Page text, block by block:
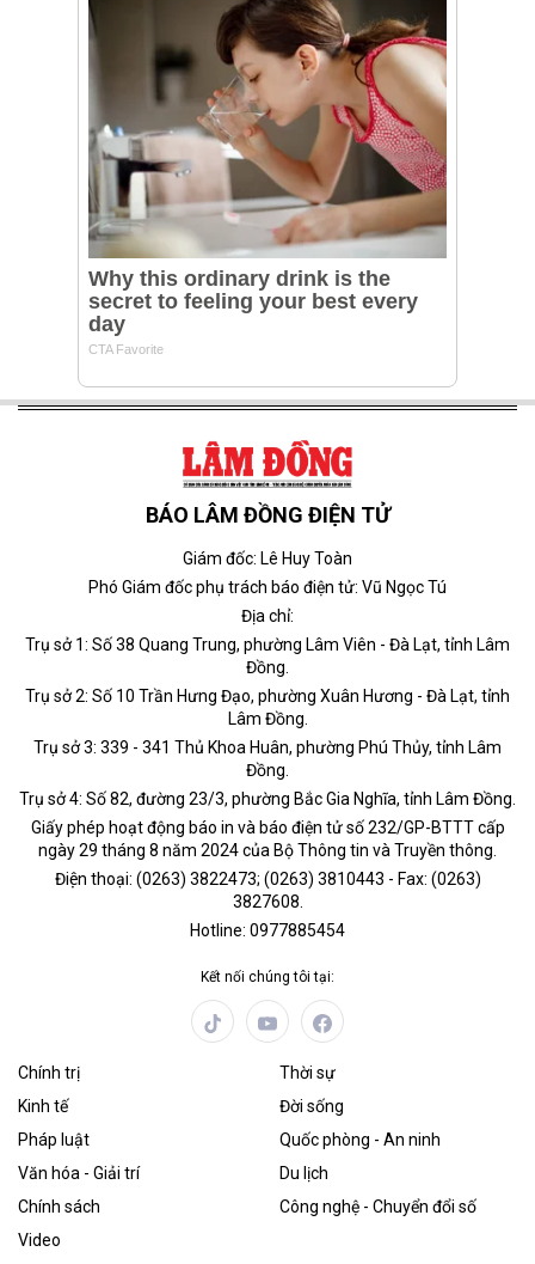
BÁO LÂM ĐỒNG ĐIỆN TỬ
Giám đốc: Lê Huy Toàn
Phó Giám đốc phụ trách báo điện tử: Vũ Ngọc Tú
Địa chỉ:
Trụ sở 1: Số 38 Quang Trung, phường Lâm Viên - Đà Lạt, tỉnh Lâm
Đồng.
Trụ sở 2: Số 10 Trần Hưng Đạo, phường Xuân Hương - Đà Lạt, tỉnh
Lâm Đồng.
Trụ sở 3: 339 - 341 Thủ Khoa Huân, phường Phú Thủy, tỉnh Lâm
Đồng.
Trụ sở 4: Số 82, đường 23/3, phường Bắc Gia Nghĩa, tỉnh Lâm Đồng.
Giấy phép hoạt động báo in và báo điện tử số 232/GP-BTTT cấp
ngày 29 tháng 8 năm 2024 của Bộ Thông tin và Truyền thông.
Điện thoại: (0263) 3822473; (0263) 3810443 - Fax: (0263)
3827608.
Hotline: 0977885454
Kết nối chúng tôi tại:
Chính trị
Thời sự
Kinh tế
Đời sống
Pháp luật
Quốc phòng - An ninh
Văn hóa - Giải trí
Du lịch
Chính sách
Công nghệ - Chuyển đổi số
Video